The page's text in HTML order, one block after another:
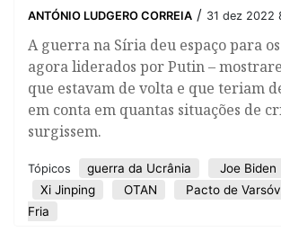
ANTÓNIO LUDGERO CORREIA / 31 dez 2022
A guerra na Síria deu espaço para
agora liderados por Putin –
que estavam de volta e que teriam
em conta em quantas situações de
surgissem.
Tópicos guerra da Ucrânia Joe Biden
Xi Jinping
OTAN Pacto de
Fria